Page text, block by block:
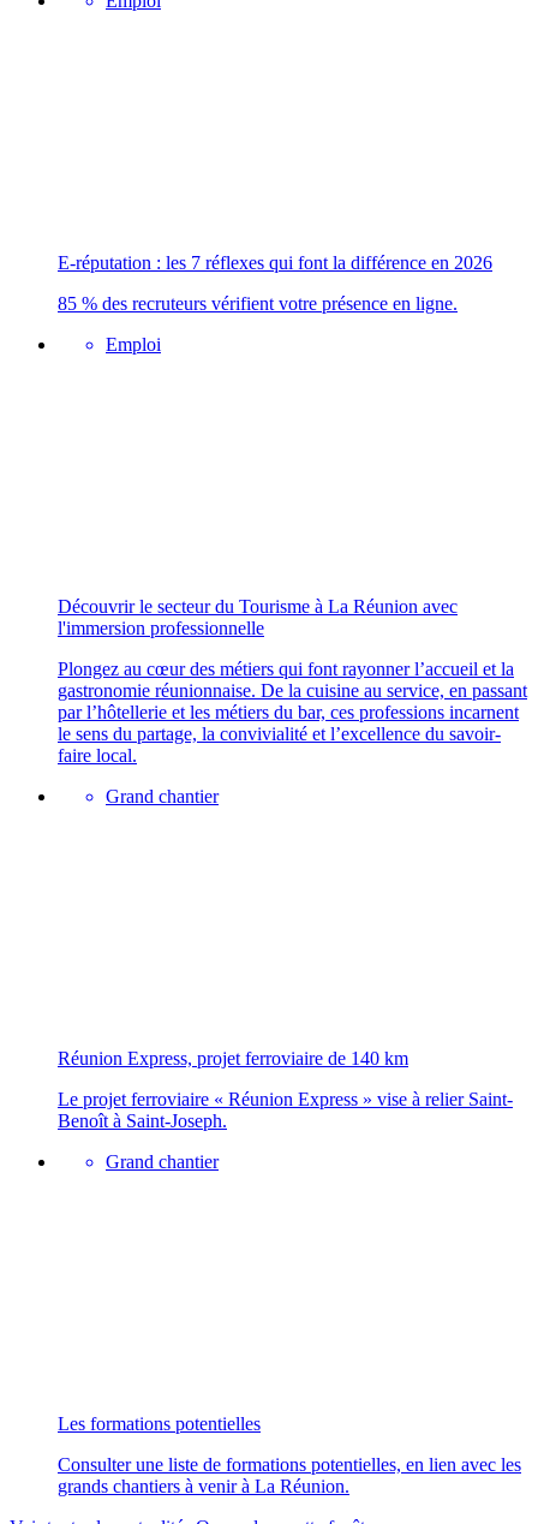
E-réputation : les 7 réflexes qui font la différence en 2026
85 % des recruteurs vérifient votre présence en ligne.
Emploi
Découvrir le secteur du Tourisme à La Réunion avec
l'immersion professionnelle
Plongez au cœur des métiers qui font rayonner l’accueil et la
gastronomie réunionnaise. De la cuisine au service, en passant
par l’hôtellerie et les métiers du bar, ces professions incarnent
le sens du partage, la convivialité et l’excellence du savoir-
faire local.
Grand chantier
Réunion Express, projet ferroviaire de 140 km
Le projet ferroviaire « Réunion Express » vise à relier Saint-
Benoît à Saint-Joseph.
Grand chantier
Les formations potentielles
Consulter une liste de formations potentielles, en lien avec les
grands chantiers à venir à La Réunion.